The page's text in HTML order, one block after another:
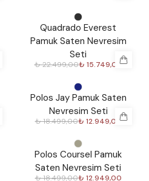
Quadrado Everest
Pamuk Saten Nevresim
Seti
₺ 22.499,00₺ 15.749,00
Polos Jay Pamuk Saten
Nevresim Seti
₺ 18.499,00₺ 12.949,00
Polos Coursel Pamuk
Saten Nevresim Seti
₺ 18.499,00₺ 12.949,00